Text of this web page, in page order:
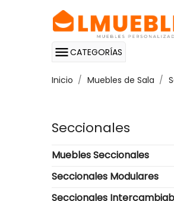
CATEGORÍAS
Inicio Muebles de Sala
Seccionales
Muebles Seccionales
Seccionales Modulares
Seccionales